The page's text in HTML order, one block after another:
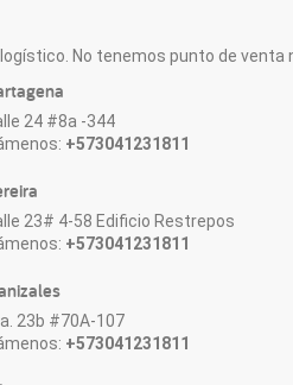
No tenemos punto de venta
24 #8a -344
+573041231811
23# 4-58 Edificio Restrepos
+573041231811
23b #70A-107
+573041231811